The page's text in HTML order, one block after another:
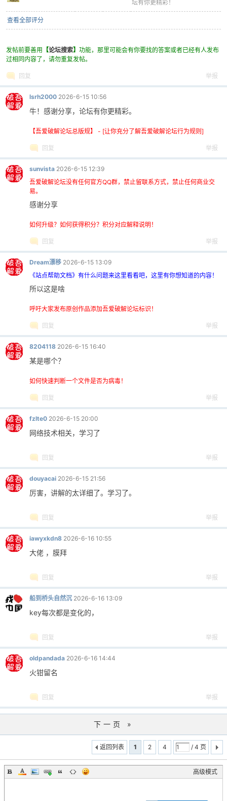
坛有你更精彩！
查看全部评分
发帖前要善用 【论坛搜索】 功能，那里可能会有你要找的答案或者已经有人发布
过相同内容了，请勿重复发帖。
回复 举报
lsrh2000 2026-6-15 10:56
牛！感谢分享，论坛有你更精彩。
【吾爱破解论坛总版规】 - [让你充分了解吾爱破解论坛行为规则]
回复 举报
sunvista 2026-6-15 12:39
吾爱破解论坛没有任何官方QQ群，禁止留联系方式，禁止任何商业交
易。
感谢分享
如何升级？如何获得积分？积分对应解释说明！
回复 举报
Dream漂移 2026-6-15 13:09
《站点帮助文档》有什么问题来这里看看吧，这里有你想知道的内容！
所以这是啥
呼吁大家发布原创作品添加吾爱破解论坛标识！
回复 举报
8204118 2026-6-15 16:40
某是哪个？
如何快速判断一个文件是否为病毒！
回复 举报
fzlte0 2026-6-15 20:00
网络技术相关，学习了
回复 举报
douyacai 2026-6-15 21:56
厉害，讲解的太详细了。学习了。
回复 举报
iawyxkdn8 2026-6-16 10:55
大佬 ，膜拜
回复 举报
船到桥头自然沉 2026-6-16 13:09
key每次都是变化的，
回复 举报
oldpandada 2026-6-16 14:44
火钳留名
回复 举报
下一页 »
1 2 4 / 4 页
返回列表
高级模式